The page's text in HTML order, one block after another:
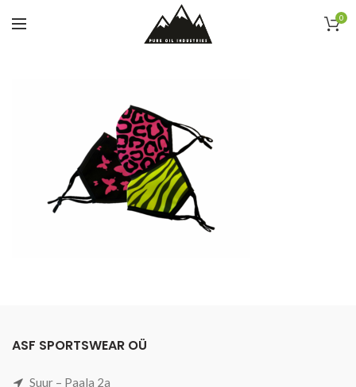
0
ASF SPORTSWEAR OÜ
Suur – Paala 2a